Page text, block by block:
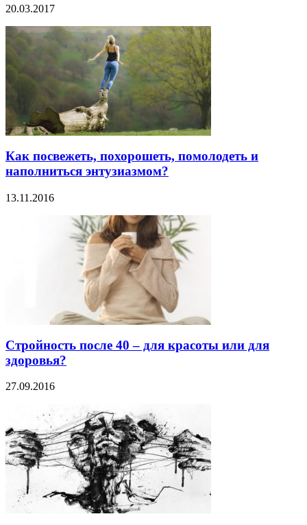
20.03.2017
Как посвежеть, похорошеть, помолодеть и
наполниться энтузиазмом?
13.11.2016
Стройность после 40 – для красоты или для
здоровья?
27.09.2016